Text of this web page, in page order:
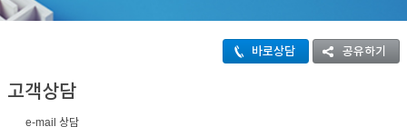
바로상담 공유하기
고객상담
e-mail 상담